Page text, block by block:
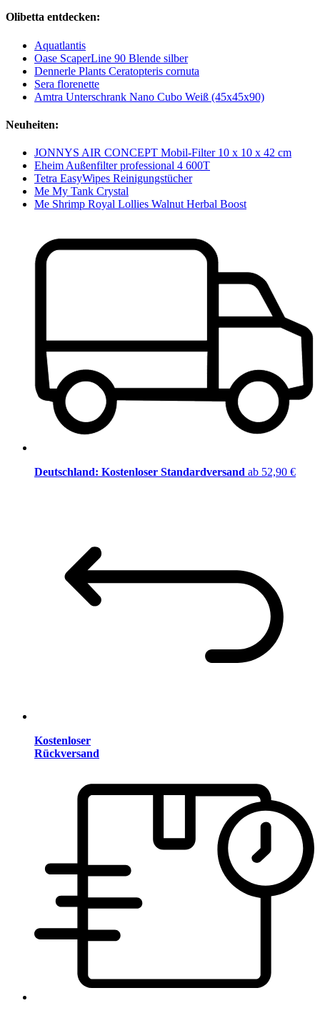
Olibetta entdecken:
Aquatlantis
Oase ScaperLine 90 Blende silber
Dennerle Plants Ceratopteris cornuta
Sera florenette
Amtra Unterschrank Nano Cubo Weiß (45x45x90)
Neuheiten:
JONNYS AIR CONCEPT Mobil-Filter 10 x 10 x 42 cm
Eheim Außenfilter professional 4 600T
Tetra EasyWipes Reinigungstücher
Me My Tank Crystal
Me Shrimp Royal Lollies Walnut Herbal Boost
Deutschland: Kostenloser Standardversand ab 52,90 €
Kostenloser
Rückversand